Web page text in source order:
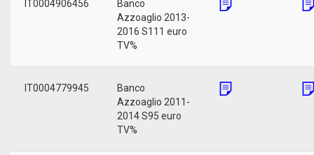
IT0004906456
Banco
Azzoaglio 2013-
2016 S111 euro
TV%
IT0004779945
Banco
Azzoaglio 2011-
2014 S95 euro
TV%